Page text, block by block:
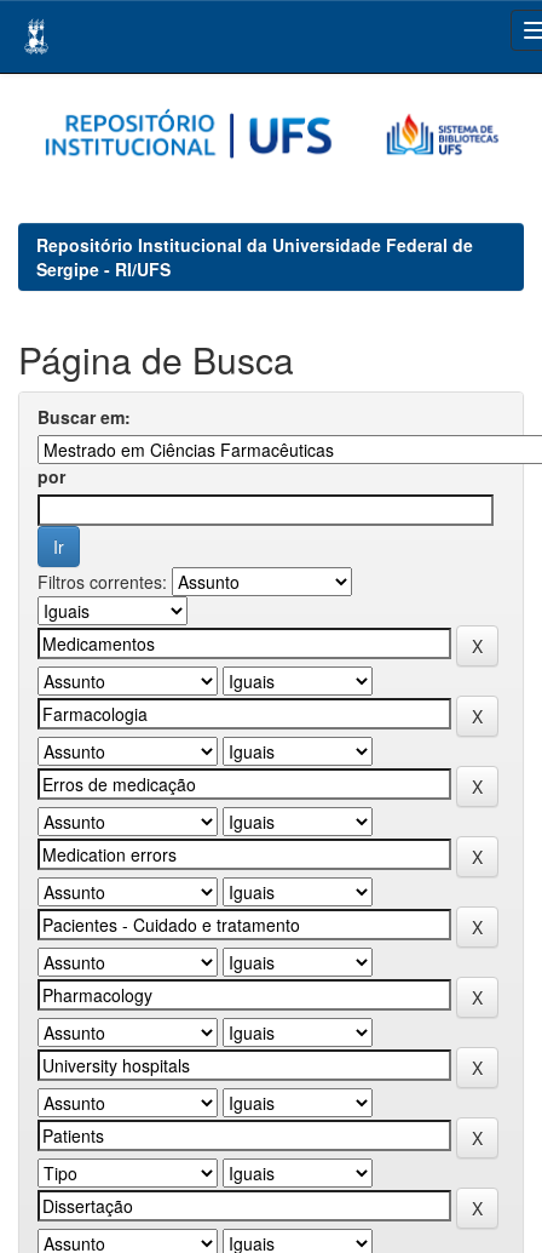
navigation
Repositório Institucional da Universidade Federal de
Sergipe - RI/UFS
Página de Busca
Buscar em:
por
Filtros correntes: